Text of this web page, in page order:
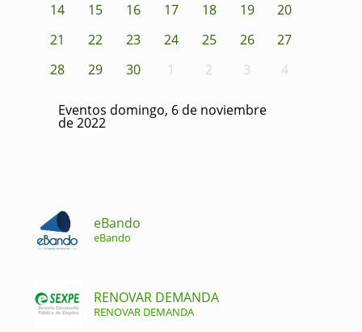
14
15 16 17 18 19
20
21
22 23 24 25 26
27
28
29 30 1 2 3 4
Eventos domingo, 6 de noviembre
de 2022
eBando
eBando
RENOVAR DEMANDA
RENOVAR DEMANDA